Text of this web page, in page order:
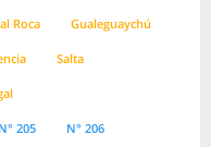
Roca Gualeguaychú
Salta
N° 205 N° 206